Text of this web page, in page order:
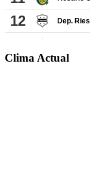
Clima Actual